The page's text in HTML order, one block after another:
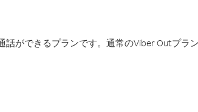
ができるプランです。通常のViber Outプラ